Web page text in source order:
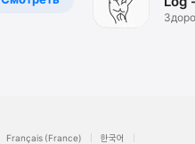
Français (France) 한국어